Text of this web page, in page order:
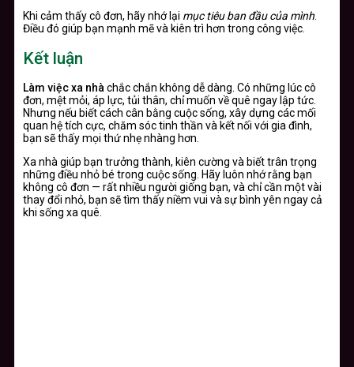
Khi cảm thấy cô đơn, hãy nhớ lại mục tiêu ban đầu của mình
Điều đó giúp bạn mạnh mẽ và kiên trì hơn trong công việc.
Kết luận
Làm việc xa nhà chắc chắn không dễ dàng. Có những lúc cô
đơn, mệt mỏi, áp lực, tủi thân, chỉ muốn về quê ngay lập tức.
Nhưng nếu biết cách cân bằng cuộc sống, xây dựng các mối
quan hệ tích cực, chăm sóc tinh thần và kết nối với gia đình,
bạn sẽ thấy mọi thứ nhẹ nhàng hơn.
Xa nhà giúp bạn trưởng thành, kiên cường và biết trân trọng
những điều nhỏ bé trong cuộc sống. Hãy luôn nhớ rằng bạn
không cô đơn — rất nhiều người giống bạn, và chỉ cần một vài
thay đổi nhỏ, bạn sẽ tìm thấy niềm vui và sự bình yên ngay cả
khi sống xa quê.